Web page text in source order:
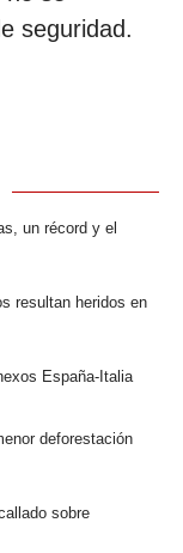
seguridad.
un récord y el
resultan heridos en
España-Italia
deforestación
sobre